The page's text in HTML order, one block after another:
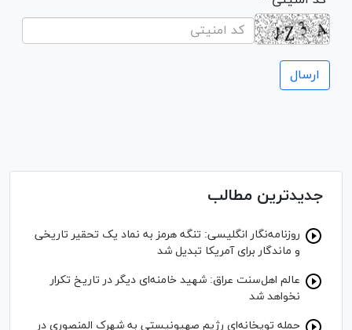
جدیدترین مطالب
روزنامه‌نگار انگلیسی: تنگه هرمز به نماد یک تحقیر تاریخی
و ماندگار برای آمریکا تبدیل شد
عالم اهل‌سنت عراق: شهید خامنه‌ای دیگر در تاریخ تکرار
نخواهد شد
حمله توپخانه‌ای رژیم صهیونیستی به شهرک المنصوری در